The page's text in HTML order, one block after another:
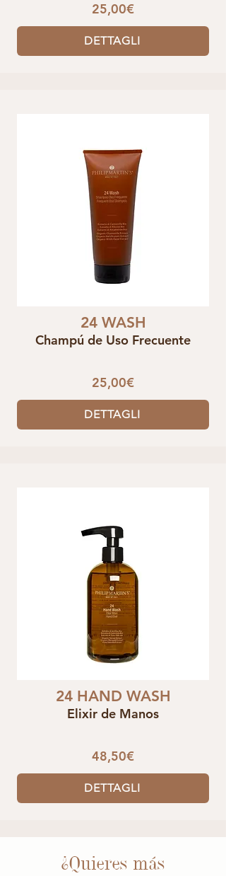
25,00€
DETTAGLI
24 WASH
Champú de Uso Frecuente
25,00€
DETTAGLI
24 HAND WASH
Elixir de Manos
48,50€
DETTAGLI
¿Quieres más